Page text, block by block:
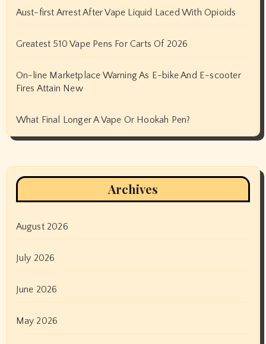
Aust-first Arrest After Vape Liquid Laced With Opioids
Greatest 510 Vape Pens For Carts Of 2026
On-line Marketplace Warning As E-bike And E-scooter
Fires Attain New
What Final Longer A Vape Or Hookah Pen?
Archives
August 2026
July 2026
June 2026
May 2026